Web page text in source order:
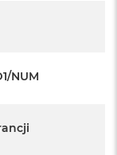
producenta.
uzyskają Państwo
NUM